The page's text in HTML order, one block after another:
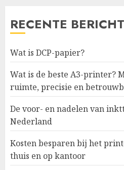
RECENTE
Wat is DCP-papier?
Wat is de beste A3-printer?
ruimte, precisie en
De voor- en nadelen van
Nederland
Kosten besparen bij het
thuis en op kantoor